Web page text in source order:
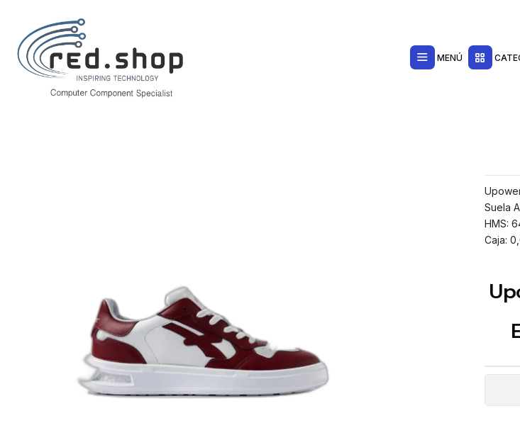
MENÚ
Inicio Hogar y Electrodomésticos Calzado de Seguridad
Upower Scarlett Calzado de Seguridad Bajo - Talla 38 - Proteccion OB SR, Diseño Ergonomico, Suela Antideslizante -
Suela
HMS:
Caja: